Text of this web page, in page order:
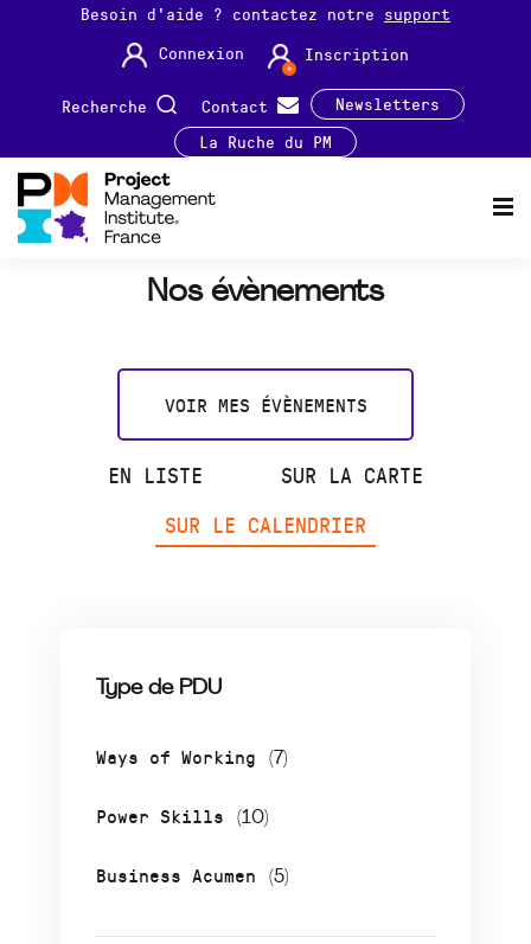
Besoin d'aide ? contactez notre support
Connexion
Inscription
Recherche Contact
Newsletters
La Ruche du PM
Nos évènements
VOIR MES ÉVÈNEMENTS
EN LISTE
SUR LA CARTE
SUR LE CALENDRIER
Type de PDU
Ways of Working (7)
Power Skills (10)
Business Acumen (5)